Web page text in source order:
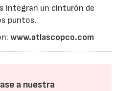
integran un cinturón de
puntos.
www.atlascopco.com
a nuestra